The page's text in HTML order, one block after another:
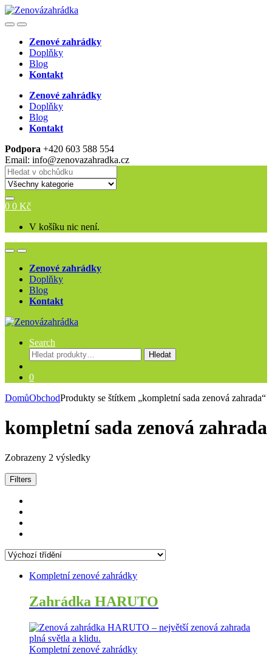
Skip
to
Skip
to
OpenClose
Zenové zahrádky
Doplňky
Blog
Kontakt
Zenové zahrádky
Doplňky
Blog
Kontakt
Podpora +420 603 588 554
Email: info@zenovazahradka.cz
Search
for:
0 0 Kč
V košíku nic není.
OpenClose
Zenové zahrádky
Doplňky
Blog
Kontakt
Search
Hledat:
Hledat
0
DomůObchodProdukty se štítkem „kompletní sada zenová zahrada“
kompletní sada zenová zahrada
Zobrazeny 2 výsledky
Filters
Kompletní zenové zahrádky
Zahrádka HARUTO
Kompletní zenové zahrádky